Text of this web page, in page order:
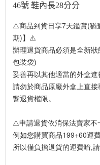
46號 鞋內長28分分
⚠️商品到貨日享7天鑑賞(猶
期)】⚠️
辦理退貨商品必須是全新
包裝袋)
妥善再以其他適當的外盒
請勿於商品原廠外盒上直
響退貨權限。
⚠️申請退貨依消保法賣家
例如您購買商品199+60運
所以僅負擔退貨的運費唷,